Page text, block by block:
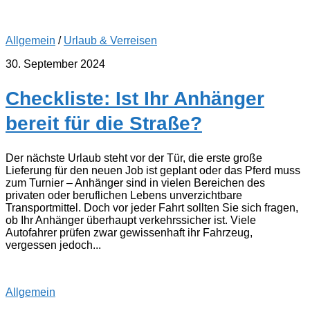
Allgemein / Urlaub & Verreisen
30. September 2024
Checkliste: Ist Ihr Anhänger
bereit für die Straße?
Der nächste Urlaub steht vor der Tür, die erste große
Lieferung für den neuen Job ist geplant oder das Pferd muss
zum Turnier – Anhänger sind in vielen Bereichen des
privaten oder beruflichen Lebens unverzichtbare
Transportmittel. Doch vor jeder Fahrt sollten Sie sich fragen,
ob Ihr Anhänger überhaupt verkehrssicher ist. Viele
Autofahrer prüfen zwar gewissenhaft ihr Fahrzeug,
vergessen jedoch...
Allgemein